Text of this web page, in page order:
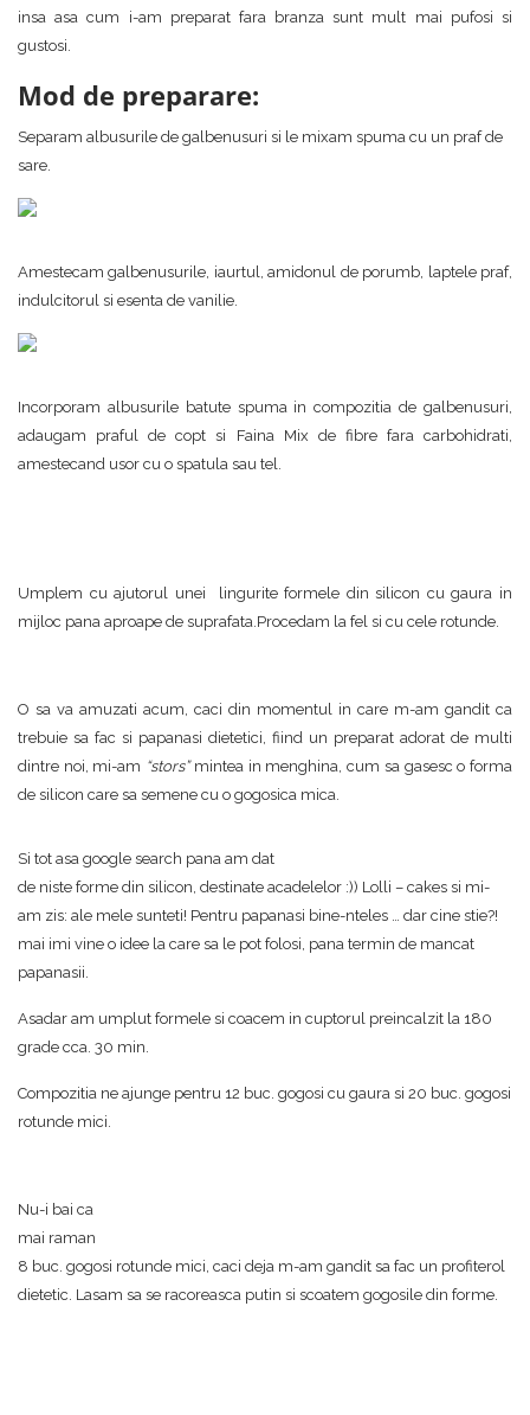
insa asa cum i-am preparat fara branza sunt mult mai pufosi si
gustosi.
Mod de preparare:
Separam albusurile de galbenusuri si le mixam spuma cu un praf de
sare.
Amestecam galbenusurile, iaurtul, amidonul de porumb, laptele praf,
indulcitorul si esenta de vanilie.
Incorporam albusurile batute spuma in compozitia de galbenusuri,
adaugam praful de copt si Faina Mix de fibre fara carbohidrati,
amestecand usor cu o spatula sau tel.
Umplem cu ajutorul unei lingurite formele din silicon cu gaura in
mijloc pana aproape de suprafata.Procedam la fel si cu cele rotunde.
O sa va amuzati acum, caci din momentul in care m-am gandit ca
trebuie sa fac si papanasi dietetici, fiind un preparat adorat de multi
dintre noi, mi-am “stors”mintea in menghina, cum sa gasesc o forma
de silicon care sa semene cu o gogosica mica.
Si tot asa google search pana am dat
de niste forme din silicon, destinate acadelelor :)) Lolli – cakes si mi-
am zis: ale mele sunteti! Pentru papanasi bine-nteles … dar cine stie?!
mai imi vine o idee la care sa le pot folosi, pana termin de mancat
papanasii.
Asadar am umplut formele si coacem in cuptorul preincalzit la 180
grade cca. 30 min.
Compozitia ne ajunge pentru 12 buc. gogosi cu gaura si 20 buc. gogosi
rotunde mici.
Nu-i bai ca
mai raman
8 buc. gogosi rotunde mici, caci deja m-am gandit sa fac un profiterol
dietetic. Lasam sa se racoreasca putin si scoatem gogosile din forme.